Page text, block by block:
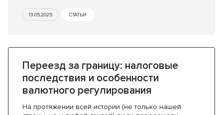
13.05.2025 СТАТЬИ
Переезд за границу: налоговые
последствия и особенности
валютного регулирования
На протяжении всей истории (не только нашей